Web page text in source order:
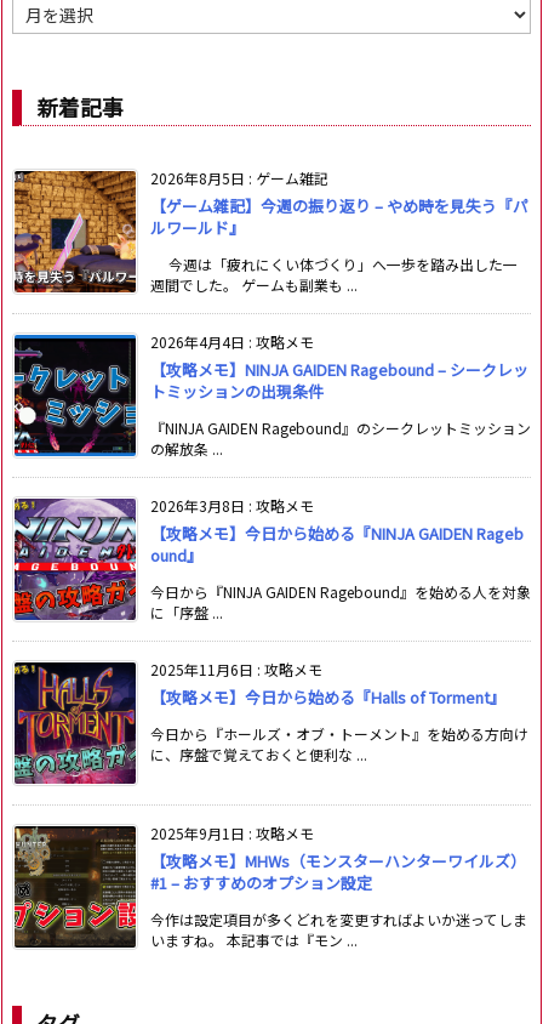
ア
ー
新着記事
2026年8月5日 : ゲーム雑記
【ゲーム雑記】今週の振り返り – やめ時を見失う『パ
ルワールド』
今週は「疲れにくい体づくり」へ一歩を踏み出した一
週間でした。 ゲームも副業も ...
2026年4月4日 : 攻略メモ
【攻略メモ】NINJA GAIDEN Ragebound – シークレッ
トミッションの出現条件
『NINJA GAIDEN Ragebound』のシークレットミッション
の解放条 ...
2026年3月8日 : 攻略メモ
【攻略メモ】今日から始める『NINJA GAIDEN Rageb
ound』
今日から『NINJA GAIDEN Ragebound』を始める人を対象
に「序盤 ...
2025年11月6日 : 攻略メモ
【攻略メモ】今日から始める『Halls of Torment』
今日から『ホールズ・オブ・トーメント』を始める方向け
に、序盤で覚えておくと便利な ...
2025年9月1日 : 攻略メモ
【攻略メモ】MHWs（モンスターハンターワイルズ）
#1 – おすすめのオプション設定
今作は設定項目が多くどれを変更すればよいか迷ってしま
いますね。 本記事では『モン ...